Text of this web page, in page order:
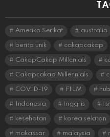
Amerika Serikat australia
berita unik cakapcakap
CakapCakap Millenials
Cakapcakap Millennials
COVID-19 FILM
Indonesia Inggris
kesehatan korea selatan
makassar malaysia